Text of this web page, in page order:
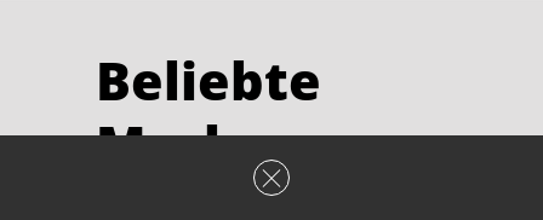
Beliebte
Marken